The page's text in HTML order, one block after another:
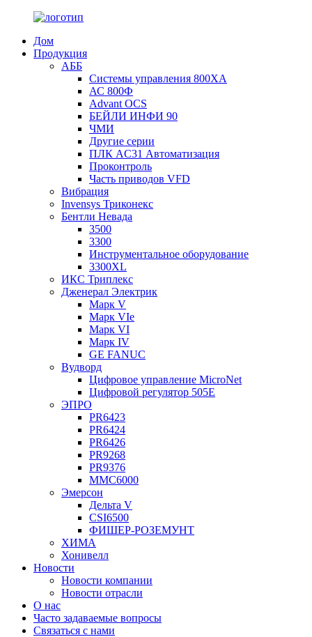
Дом
Продукция
АББ
Системы управления 800XA
АС 800Ф
Advant OCS
БЕЙЛИ ИНФИ 90
ЧМИ
Другие серии
ПЛК AC31 Автоматизация
Проконтроль
Часть приводов VFD
Вибрация
Invensys Триконекс
Бентли Невада
3500
3300
Инструментальное оборудование
3300XL
ИКС Триплекс
Дженерал Электрик
Марк V
Марк VIe
Марк VI
Марк IV
GE FANUC
Вудворд
Цифровое управление MicroNet
Цифровой регулятор 505E
ЭПРО
PR6423
PR6424
PR6426
PR9268
PR9376
ММС6000
Эмерсон
Дельта V
CSI6500
ФИШЕР-РОЗЕМУНТ
ХИМА
Хонивелл
Новости
Новости компании
Новости отрасли
О нас
Часто задаваемые вопросы
Связаться с нами